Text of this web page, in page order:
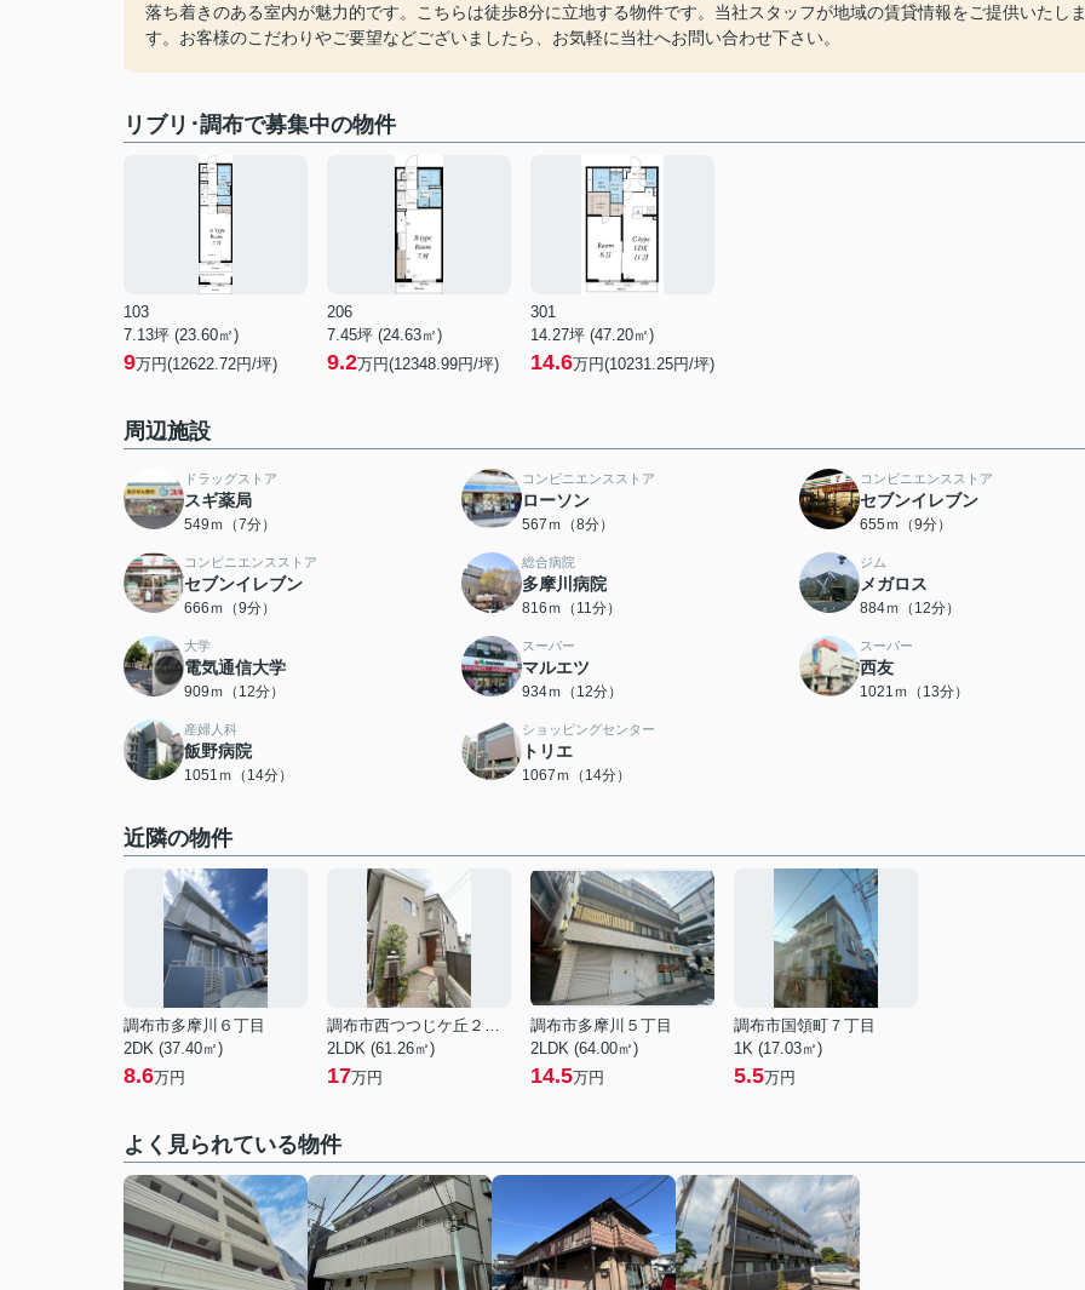
落ち着きのある室内が魅力的です。こちらは徒歩8分に立地する物件です。当社スタッフが地域の賃貸情報をご提供いたしま
す。お客様のこだわりやご要望などございましたら、お気軽に当社へお問い合わせ下さい。
リブリ･調布で募集中の物件
103
7.13坪 (23.60㎡)
9万円(12622.72円/坪)
206
7.45坪 (24.63㎡)
9.2万円(12348.99円/坪)
301
14.27坪 (47.20㎡)
14.6万円(10231.25円/坪)
周辺施設
ドラッグストア
スギ薬局
549ｍ（7分）
コンビニエンスストア
ローソン
567ｍ（8分）
コンビニエンスストア
セブンイレブン
655ｍ（9分）
コンビニエンスストア
セブンイレブン
666ｍ（9分）
総合病院
多摩川病院
816ｍ（11分）
ジム
メガロス
884ｍ（12分）
大学
電気通信大学
909ｍ（12分）
スーパー
マルエツ
934ｍ（12分）
スーパー
西友
1021ｍ（13分）
産婦人科
飯野病院
1051ｍ（14分）
ショッピングセンター
トリエ
1067ｍ（14分）
近隣の物件
調布市多摩川６丁目
2DK (37.40㎡)
8.6万円
調布市西つつじケ丘２丁目
2LDK (61.26㎡)
17万円
調布市多摩川５丁目
2LDK (64.00㎡)
14.5万円
調布市国領町７丁目
1K (17.03㎡)
5.5万円
よく見られている物件